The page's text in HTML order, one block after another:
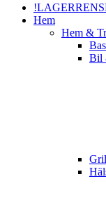
Hem
Hem &
Bil